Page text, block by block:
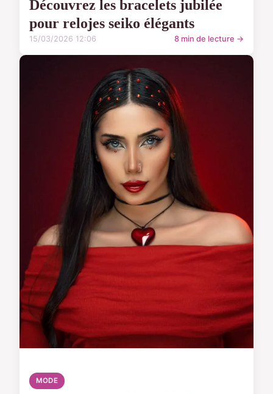
Découvrez les bracelets jubilée
pour relojes seiko élégants
15/03/2026 12:06 8 min de lecture →
MODE